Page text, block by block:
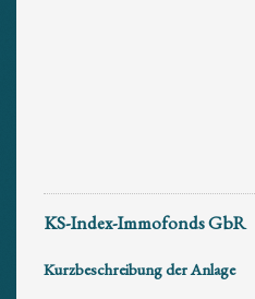
KS-Index-Immofonds GbR
Kurzbeschreibung der Anlage